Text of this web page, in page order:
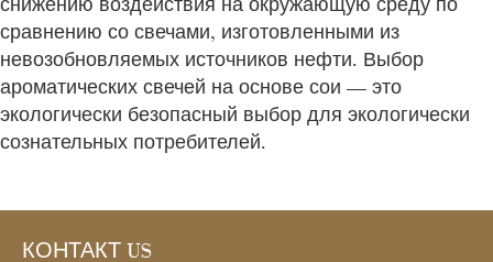
сравнению со свечами, изготовленными из
невозобновляемых источников нефти. Выбор
ароматических свечей на основе сои — это
экологически безопасный выбор для экологически
сознательных потребителей.
КОНТАКТ US